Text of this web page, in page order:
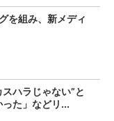
を組み、新メディ
ハラじゃない”と
た」などリ...